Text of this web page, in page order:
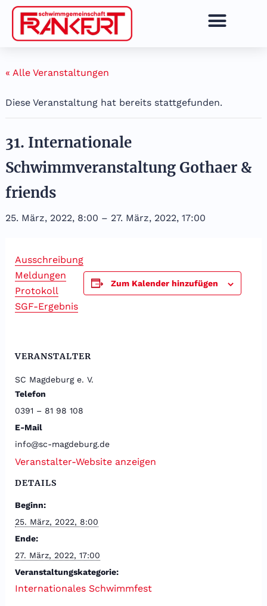
Zum
Inhalt
springen
« Alle Veranstaltungen
Diese Veranstaltung hat bereits stattgefunden.
31. Internationale
Schwimmveranstaltung Gothaer &
friends
25. März, 2022, 8:00 – 27. März, 2022, 17:00
Ausschreibung
Meldungen
Protokoll
SGF-Ergebnis
Zum Kalender hinzufügen
DETAILS
Beginn:
25. März, 2022, 8:00
Ende:
27. März, 2022, 17:00
Veranstaltungskategorie:
Internationales Schwimmfest
VERANSTALTER
SC Magdeburg e. V.
Telefon
0391 – 81 98 108
E-Mail
info@sc-magdeburg.de
Veranstalter-Website anzeigen